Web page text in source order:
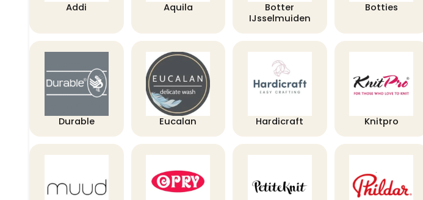
Addi Aquila
Botter
IJsselmuiden
Botties
Durable Eucalan Hardicraft Knitpro